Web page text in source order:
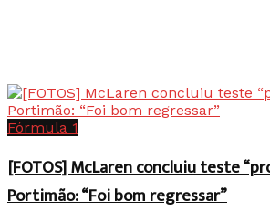
Fórmula 1
[FOTOS] McLaren concluiu teste
Portimão: “Foi bom regressar”